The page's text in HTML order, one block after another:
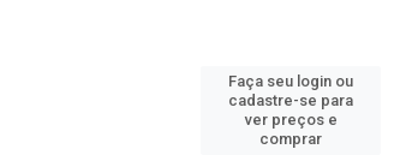
Faça seu login ou
cadastre-se para
ver preços e
comprar